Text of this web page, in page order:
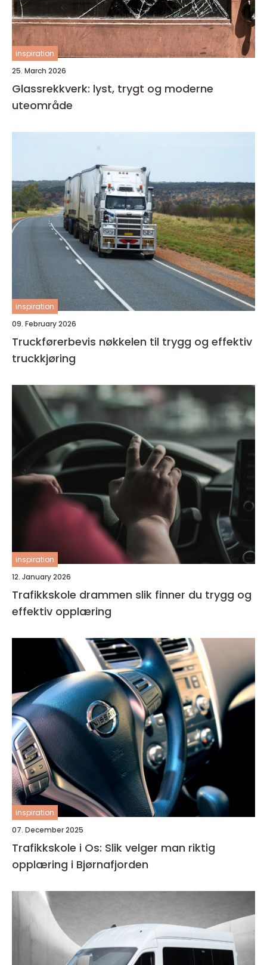
inspiration
25. March 2026
Glassrekkverk: lyst, trygt og moderne
uteområde
inspiration
09. February 2026
Truckførerbevis nøkkelen til trygg og effektiv
truckkjøring
inspiration
12. January 2026
Trafikkskole drammen slik finner du trygg og
effektiv opplæring
inspiration
07. December 2025
Trafikkskole i Os: Slik velger man riktig
opplæring i Bjørnafjorden